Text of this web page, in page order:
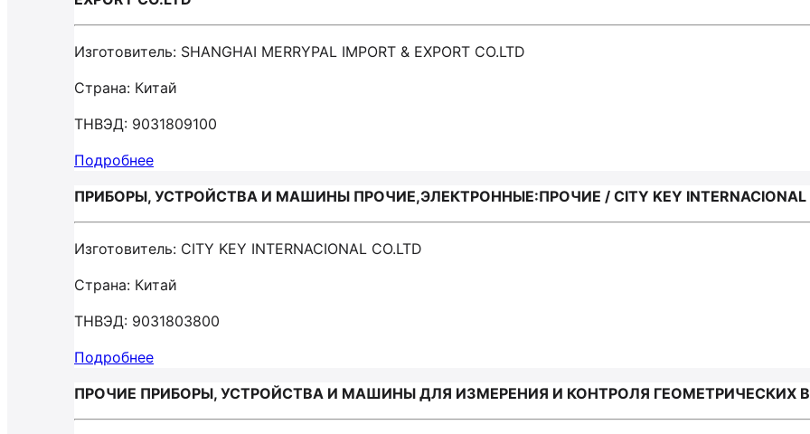
Изготовитель: SHANGHAI MERRYPAL IMPORT & EXPORT CO.LTD
Страна: Китай
ТНВЭД: 9031809100
Подробнее
ПРИБОРЫ, УСТРОЙСТВА И МАШИНЫ ПРОЧИЕ,ЭЛЕКТРОННЫЕ:ПРОЧИЕ / CITY KEY INTERNACIONAL
Изготовитель: CITY KEY INTERNACIONAL CO.LTD
Страна: Китай
ТНВЭД: 9031803800
Подробнее
ПРОЧИЕ ПРИБОРЫ, УСТРОЙСТВА И МАШИНЫ ДЛЯ ИЗМЕРЕНИЯ И КОНТРОЛЯ ГЕОМЕТРИЧЕСКИХ